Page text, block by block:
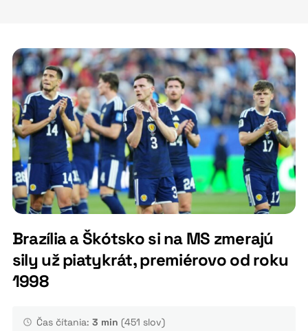
Brazília a Škótsko si na MS zmerajú
sily už piatykrát, premiérovo od roku
1998
Čas čítania: 3 min (451 slov)